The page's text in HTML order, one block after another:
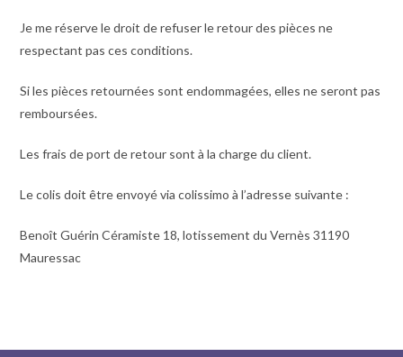
Je me réserve le droit de refuser le retour des pièces ne
respectant pas ces conditions.
Si les pièces retournées sont endommagées, elles ne seront pas
remboursées.
Les frais de port de retour sont à la charge du client.
Le colis doit être envoyé via colissimo à l’adresse suivante :
Benoît Guérin Céramiste 18, lotissement du Vernès 31190
Mauressac